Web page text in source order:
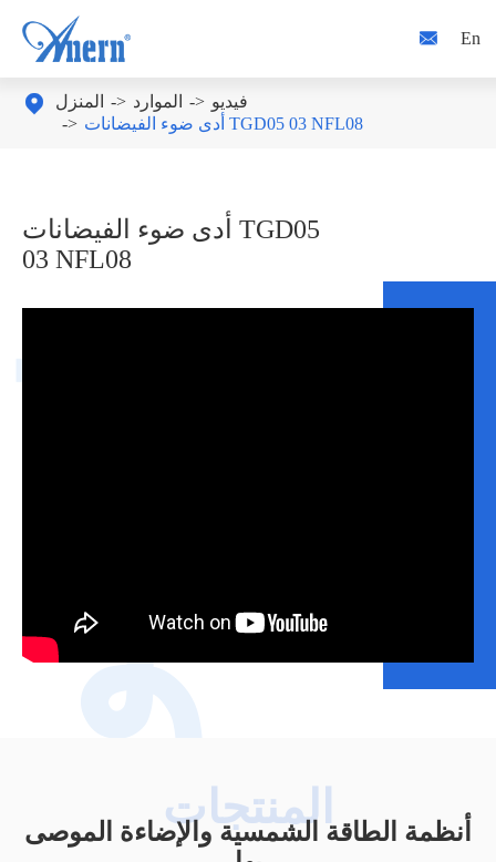
 En
 المنزل الموارد
فيديو
أدى ضوء الفيضانات TGD05 03 NFL08
أدى ضوء الفيضانات TGD05
03 NFL08
أنظمة الطاقة الشمسية والإضاءة الموصى